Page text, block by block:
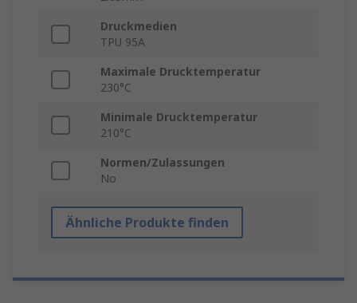
Druckmedien
TPU 95A
Maximale Drucktemperatur
230°C
Minimale Drucktemperatur
210°C
Normen/Zulassungen
No
Ähnliche Produkte finden